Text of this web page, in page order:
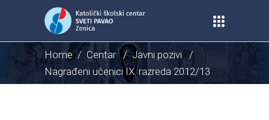
Home/Centar /Javni pozivi /
Nagrađeni učenici IX. razreda 2012/13